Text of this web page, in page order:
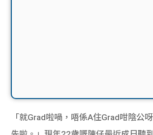
「就Grad啦喎，唔係A住Grad咁陰公